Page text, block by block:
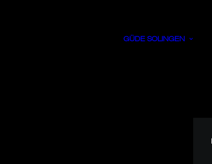
GÜDE SOLINGEN